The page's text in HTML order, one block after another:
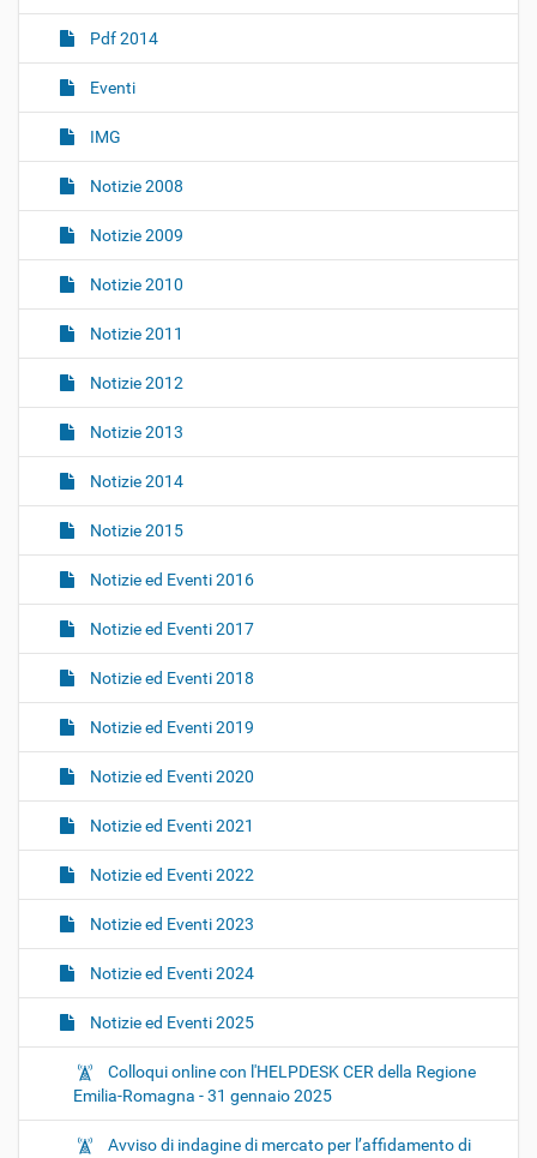
i
n
Pdf 2014
Eventi
IMG
Notizie 2008
Notizie 2009
Notizie 2010
Notizie 2011
Notizie 2012
Notizie 2013
Notizie 2014
Notizie 2015
Notizie ed Eventi 2016
Notizie ed Eventi 2017
Notizie ed Eventi 2018
Notizie ed Eventi 2019
Notizie ed Eventi 2020
Notizie ed Eventi 2021
Notizie ed Eventi 2022
Notizie ed Eventi 2023
Notizie ed Eventi 2024
Notizie ed Eventi 2025
Colloqui online con l'HELPDESK CER della Regione
Emilia-Romagna - 31 gennaio 2025
Avviso di indagine di mercato per l’affidamento di